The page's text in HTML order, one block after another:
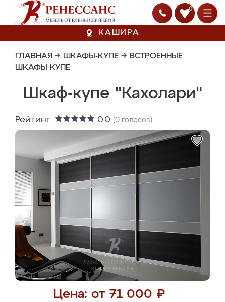
0
КАШИРА
ГЛАВНАЯ → ШКАФЫ-КУПЕ → ВСТРОЕННЫЕ
ШКАФЫ КУПЕ
Шкаф-купе "Кахолари"
Рейтинг: 0.0 (0 голосов)
Цена: от 71 000 ₽